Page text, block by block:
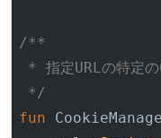
/**
* 指定URLの特定
*/
fun